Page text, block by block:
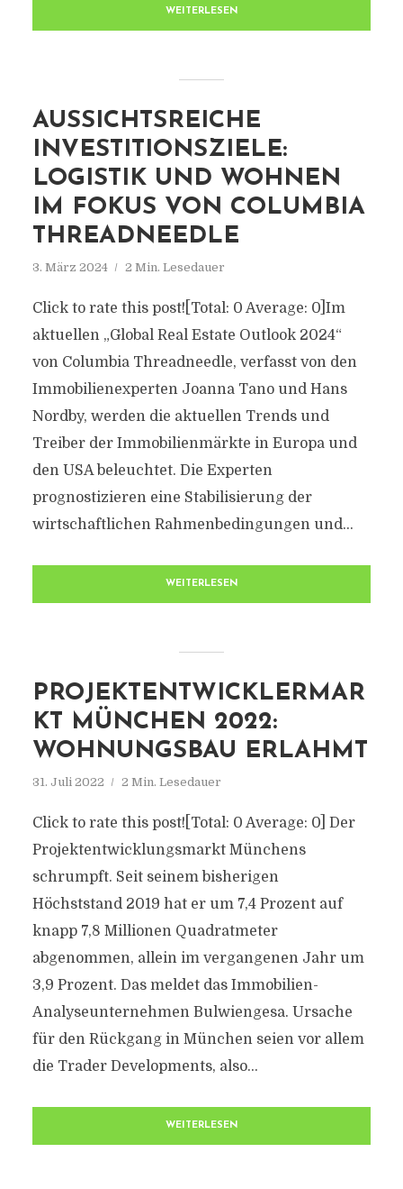
WEITERLESEN
AUSSICHTSREICHE
INVESTITIONSZIELE:
LOGISTIK UND WOHNEN
IM FOKUS VON COLUMBIA
THREADNEEDLE
3. März 2024 2 Min. Lesedauer
Click to rate this post![Total: 0 Average: 0]Im
aktuellen „Global Real Estate Outlook 2024“
von Columbia Threadneedle, verfasst von den
Immobilienexperten Joanna Tano und Hans
Nordby, werden die aktuellen Trends und
Treiber der Immobilienmärkte in Europa und
den USA beleuchtet. Die Experten
prognostizieren eine Stabilisierung der
wirtschaftlichen Rahmenbedingungen und...
WEITERLESEN
PROJEKTENTWICKLERMAR
KT MÜNCHEN 2022:
WOHNUNGSBAU ERLAHMT
31. Juli 2022 2 Min. Lesedauer
Click to rate this post![Total: 0 Average: 0] Der
Projektentwicklungsmarkt Münchens
schrumpft. Seit seinem bisherigen
Höchststand 2019 hat er um 7,4 Prozent auf
knapp 7,8 Millionen Quadratmeter
abgenommen, allein im vergangenen Jahr um
3,9 Prozent. Das meldet das Immobilien-
Analyseunternehmen Bulwiengesa. Ursache
für den Rückgang in München seien vor allem
die Trader Developments, also...
WEITERLESEN